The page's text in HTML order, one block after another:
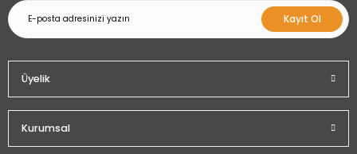
Kayıt Ol
Üyelik
Kurumsal